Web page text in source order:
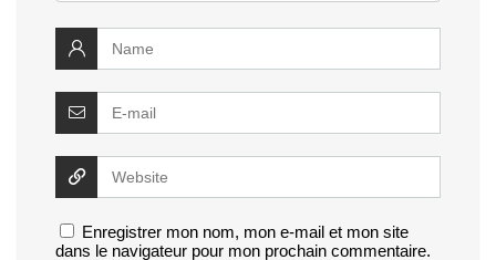
Enregistrer mon nom, mon e-mail et mon site
dans le navigateur pour mon prochain commentaire.